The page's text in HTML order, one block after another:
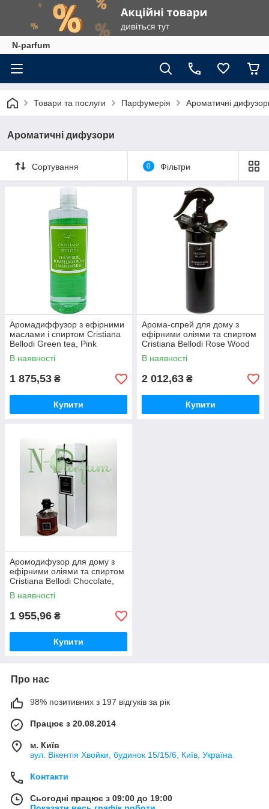
N-parfum
Товари та послуги Парфумерія Ароматичні
Ароматичні дифузори
Сортування 0 Фільтри
Аромадиффузор з ефірними
маслами і спиртом Cristiana
Bellodi Green tea, Pink
Grapefruit and Mandarin, 500
мл (запасний блок)
В наявності
1 875,53 ₴
Купити
Арома-спрей для дому з
ефірними оліями та спиртом
Cristiana Bellodi Rose Wood
And Resin, 500 мл
В наявності
2 012,63 ₴
Купити
Аромодифузор для дому з
ефірними оліями та спиртом
Cristiana Bellodi Chocolate,
500 мл (запасний блок)
В наявності
1 955,96 ₴
Купити
Про нас
98% позитивних з 197 відгуків за рік
Працює з 20.08.2014
м. Київ
вул. Вікентія Хвойки, будинок 15/15/6, Київ, Україна
Контакти
Сьогодні працює з 09:00 до 19:00